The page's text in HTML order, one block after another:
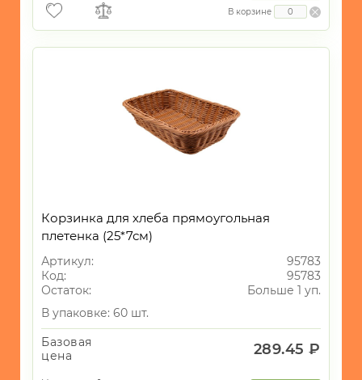
В корзине
Корзинка для хлеба прямоугольная
плетенка (25*7см)
Артикул:
95783
Код:
95783
Остаток:
Больше 1 уп.
В упаковке: 60 шт.
Базовая
цена
289.45 ₽